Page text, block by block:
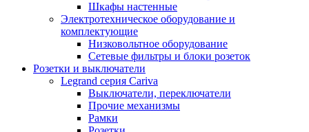
Шкафы настенные
Электротехническое оборудование и
комплектующие
Низковольтное оборудование
Сетевые фильтры и блоки розеток
Розетки и выключатели
Legrand серия Cariva
Выключатели, переключатели
Прочие механизмы
Рамки